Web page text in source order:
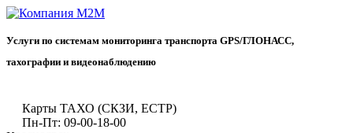
Услуги по системам мониторинга транспорта GPS/ГЛОНАСС,
тахографии и видеонаблюдению
Карты ТАХО (СКЗИ, ЕСТР)
Пн-Пт: 09-00-18-00